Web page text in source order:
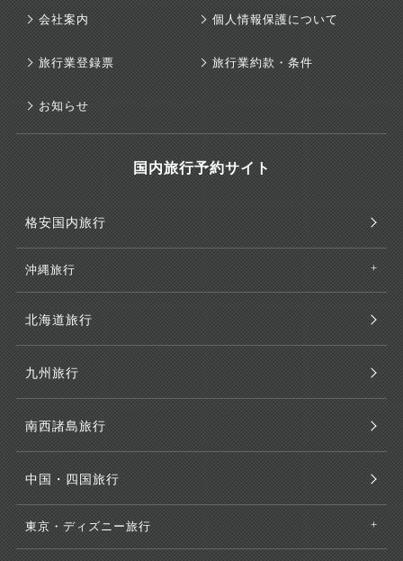
会社案内 個人情報保護について
旅行業登録票 旅行業約款・条件
お知らせ
国内旅行予約サイト
格安国内旅行
沖縄旅行
北海道旅行
九州旅行
南西諸島旅行
中国・四国旅行
東京・ディズニー旅行